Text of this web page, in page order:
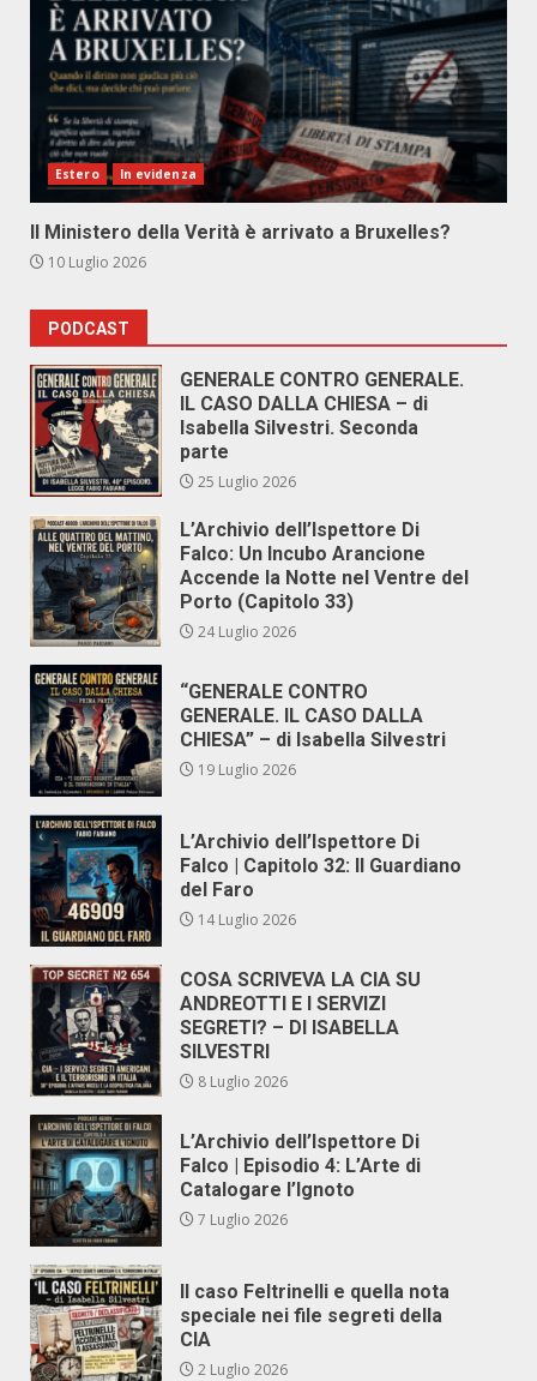
Estero In evidenza
Il Ministero della Verità è arrivato a Bruxelles?
10 Luglio 2026
PODCAST
GENERALE CONTRO GENERALE.
IL CASO DALLA CHIESA – di
Isabella Silvestri. Seconda
parte
25 Luglio 2026
L’Archivio dell’Ispettore Di
Falco: Un Incubo Arancione
Accende la Notte nel Ventre del
Porto (Capitolo 33)
24 Luglio 2026
“GENERALE CONTRO
GENERALE. IL CASO DALLA
CHIESA” – di Isabella Silvestri
19 Luglio 2026
L’Archivio dell’Ispettore Di
Falco | Capitolo 32: Il Guardiano
del Faro
14 Luglio 2026
COSA SCRIVEVA LA CIA SU
ANDREOTTI E I SERVIZI
SEGRETI? – DI ISABELLA
SILVESTRI
8 Luglio 2026
L’Archivio dell’Ispettore Di
Falco | Episodio 4: L’Arte di
Catalogare l’Ignoto
7 Luglio 2026
Il caso Feltrinelli e quella nota
speciale nei file segreti della
CIA
2 Luglio 2026